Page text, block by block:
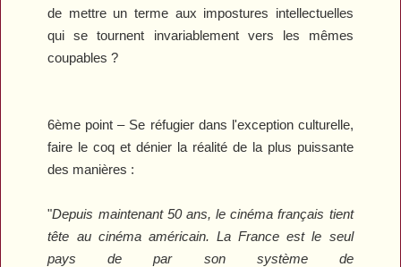
de mettre un terme aux impostures intellectuelles
qui se tournent invariablement vers les mêmes
coupables ?
6ème point – Se réfugier dans l'exception culturelle,
faire le coq et dénier la réalité de la plus puissante
des manières :
"Depuis maintenant 50 ans, le cinéma français tient
tête au cinéma américain. La France est le seul
pays de par son système de